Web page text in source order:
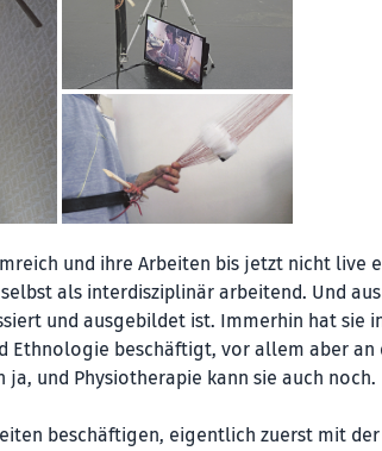
und ihre Arbeiten bis jetzt nicht live
als interdisziplinär arbeitend. Und
und ausgebildet ist. Immerhin hat sie
Ethnologie beschäftigt, vor allem aber an
und Physiotherapie kann sie auch noch.
beschäftigen, eigentlich zuerst mit